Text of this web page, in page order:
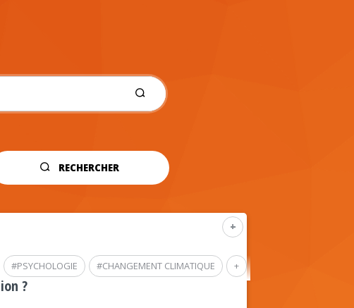
RECHERCHER
+
+
#CHANGEMENT CLIMATIQUE
#PSYCHOLOGIE
?